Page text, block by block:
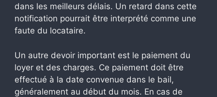
dans les meilleurs délais. Un retard dans cette
notification pourrait être interprété comme une
faute du locataire.
Un autre devoir important est le paiement du
loyer et des charges. Ce paiement doit être
effectué à la date convenue dans le bail,
généralement au début du mois. En cas de